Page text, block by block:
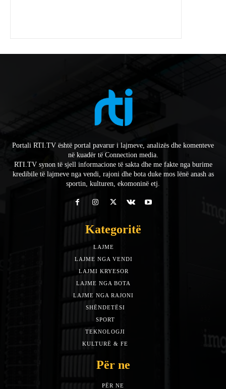
Portali RTI.TV është portal pavarur i lajmeve, analizës dhe komenteve
në kuadër të Connection media.
RTI.TV synon të sjell informacione të sakta dhe me fakte nga burime
kredibile të lajmeve nga vendi, rajoni dhe bota duke mos lënë anash as
sportin, kulturen, ekomoninë etj.
Kategoritë
LAJME
LAJME NGA VENDI
LAJMI KRYESOR
LAJME NGA BOTA
LAJME NGA RAJONI
SHËNDETËSI
SPORT
TEKNOLOGJI
KULTURË & FE
Për ne
PËR NE